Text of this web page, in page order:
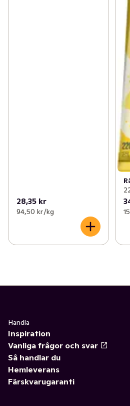
28,35 kr
94,50 kr /kg
Handla
Inspiration
Vanliga frågor och svar
Så handlar du
Hemleverans
Färskvarugaranti